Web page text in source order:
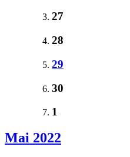
27
28
29
30
1
Mai 2022